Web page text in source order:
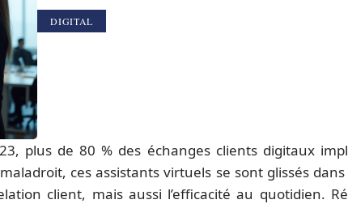
DIGITAL
plus de 80 % des échanges clients digitaux
ces assistants virtuels se sont glissés
client, mais aussi l’efficacité au quotidien.